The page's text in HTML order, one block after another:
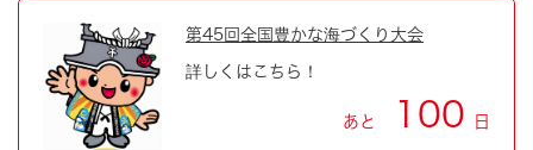
第45回全国豊かな海づくり大会
詳しくはこちら！
あと 100 日